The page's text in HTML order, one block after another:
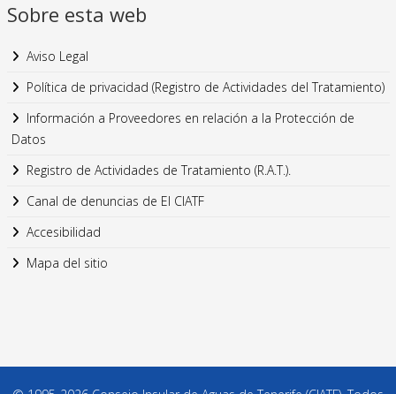
Sobre esta web
Aviso Legal
Política de privacidad (Registro de Actividades del Tratamiento)
Información a Proveedores en relación a la Protección de
Datos
Registro de Actividades de Tratamiento (R.A.T.).
Canal de denuncias de El CIATF
Accesibilidad
Mapa del sitio